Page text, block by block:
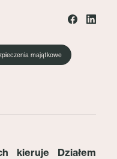
majątkowe
kieruje Działem